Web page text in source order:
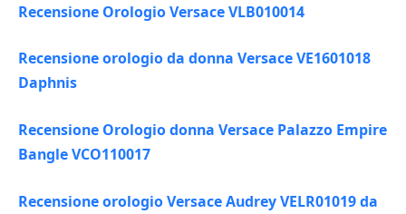
Recensione Orologio Versace VLB010014
Recensione orologio da donna Versace VE1601018
Daphnis
Recensione Orologio donna Versace Palazzo Empire
Bangle VCO110017
Recensione orologio Versace Audrey VELR01019 da